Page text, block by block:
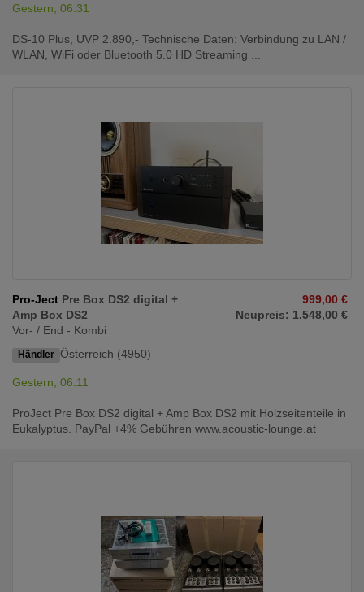
Gestern, 06:31
DS-10 Plus, UVP 2.890,- Technische Daten: Verbindung zu LAN /
WLAN, WiFi oder Bluetooth 5.0 HD Streaming ...
Pro-Ject Pre Box DS2 digital +
Amp Box DS2
Vor- / End - Kombi
Händler Österreich (4950)
999,00 €
Neupreis: 1.548,00 €
Gestern, 06:11
ProJect Pre Box DS2 digital + Amp Box DS2 mit Holzseitenteile in
Eukalyptus. PayPal +4% Gebühren www.acoustic-lounge.at